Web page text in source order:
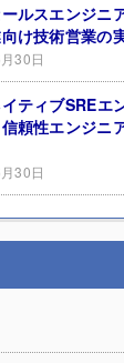
ルスエンジニ
け技術営業の
30日
ティブSREエ
頼性エンジニ
30日